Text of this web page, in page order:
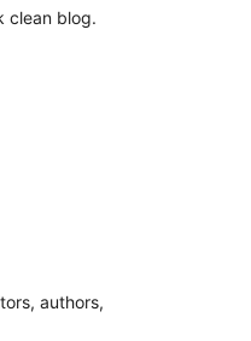
clean blog.
authors,